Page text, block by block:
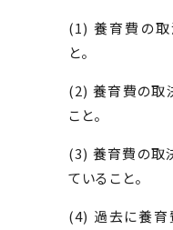
(1) 養育費の取
と。
(2) 養育費の取
こと。
(3) 養育費の取
ていること。
(4) 過去に養育